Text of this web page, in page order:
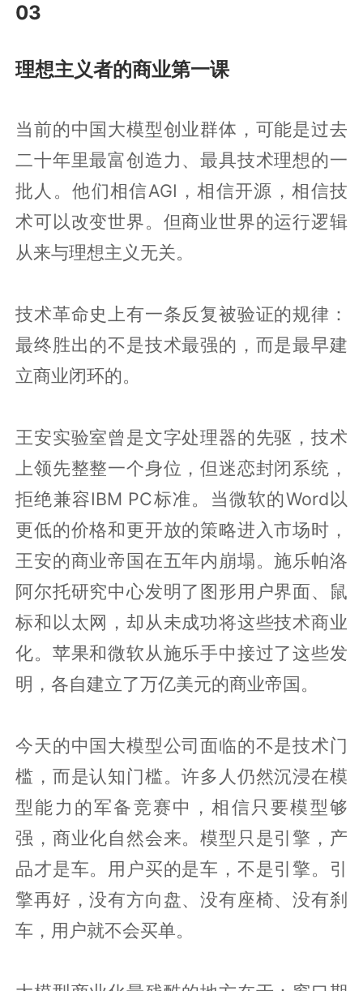
03
理想主义者的商业第一课
当前的中国大模型创业群体，可能是过去
二十年里最富创造力、最具技术理想的一
批人。他们相信AGI，相信开源，相信技
术可以改变世界。但商业世界的运行逻辑
从来与理想主义无关。
技术革命史上有一条反复被验证的规律：
最终胜出的不是技术最强的，而是最早建
立商业闭环的。
王安实验室曾是文字处理器的先驱，技术
上领先整整一个身位，但迷恋封闭系统，
拒绝兼容IBM PC标准。当微软的Word以
更低的价格和更开放的策略进入市场时，
王安的商业帝国在五年内崩塌。施乐帕洛
阿尔托研究中心发明了图形用户界面、鼠
标和以太网，却从未成功将这些技术商业
化。苹果和微软从施乐手中接过了这些发
明，各自建立了万亿美元的商业帝国。
今天的中国大模型公司面临的不是技术门
槛，而是认知门槛。许多人仍然沉浸在模
型能力的军备竞赛中，相信只要模型够
强，商业化自然会来。模型只是引擎，产
品才是车。用户买的是车，不是引擎。引
擎再好，没有方向盘、没有座椅、没有刹
车，用户就不会买单。